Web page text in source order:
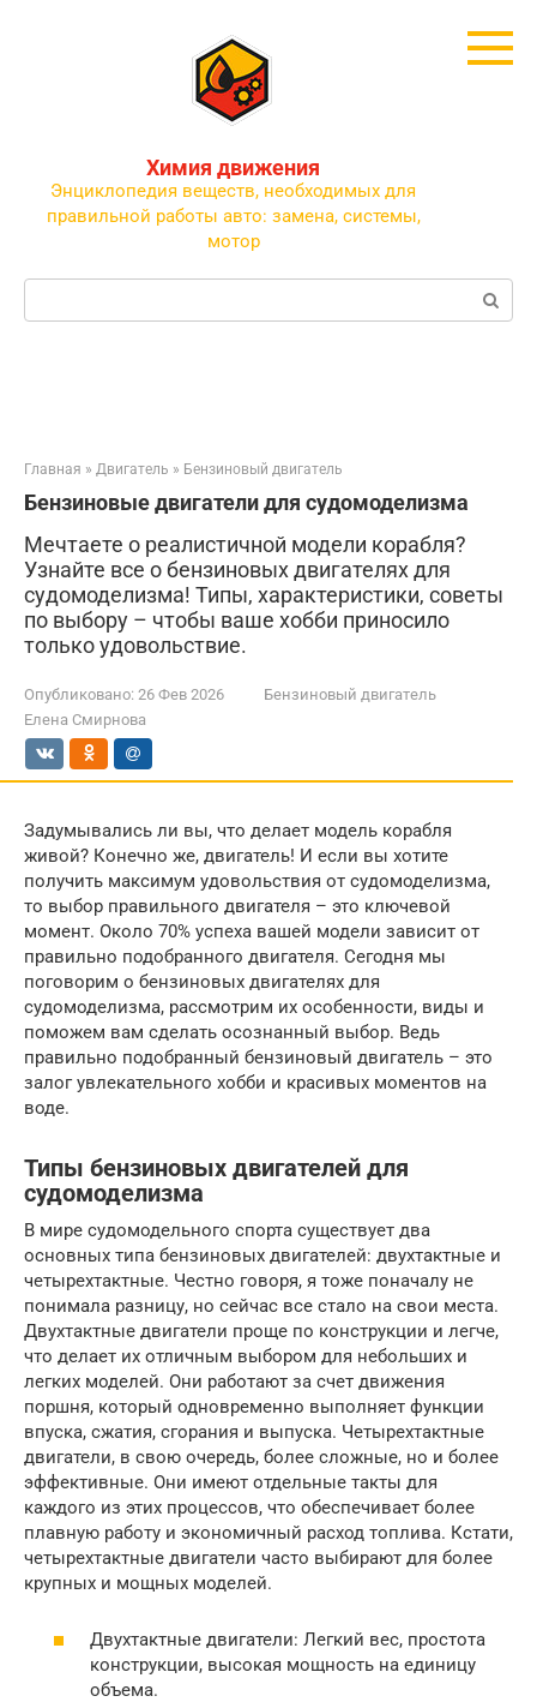
Химия движения
Энциклопедия веществ, необходимых для
правильной работы авто: замена, системы,
мотор
Поиск:
Главная » Двигатель » Бензиновый двигатель
Бензиновые двигатели для судомоделизма
Мечтаете о реалистичной модели корабля?
Узнайте все о бензиновых двигателях для
судомоделизма! Типы, характеристики, советы
по выбору – чтобы ваше хобби приносило
только удовольствие.
Опубликовано: 26 Фев 2026
Бензиновый двигатель
Елена Смирнова
Задумывались ли вы, что делает модель корабля
живой? Конечно же, двигатель! И если вы хотите
получить максимум удовольствия от судомоделизма,
то выбор правильного двигателя – это ключевой
момент. Около 70% успеха вашей модели зависит от
правильно подобранного двигателя. Сегодня мы
поговорим о бензиновых двигателях для
судомоделизма, рассмотрим их особенности, виды и
поможем вам сделать осознанный выбор. Ведь
правильно подобранный бензиновый двигатель – это
залог увлекательного хобби и красивых моментов на
воде.
Типы бензиновых двигателей для
судомоделизма
В мире судомодельного спорта существует два
основных типа бензиновых двигателей: двухтактные и
четырехтактные. Честно говоря, я тоже поначалу не
понимала разницу, но сейчас все стало на свои места.
Двухтактные двигатели проще по конструкции и легче,
что делает их отличным выбором для небольших и
легких моделей. Они работают за счет движения
поршня, который одновременно выполняет функции
впуска, сжатия, сгорания и выпуска. Четырехтактные
двигатели, в свою очередь, более сложные, но и более
эффективные. Они имеют отдельные такты для
каждого из этих процессов, что обеспечивает более
плавную работу и экономичный расход топлива. Кстати,
четырехтактные двигатели часто выбирают для более
крупных и мощных моделей.
Двухтактные двигатели: Легкий вес, простота
конструкции, высокая мощность на единицу
объема.